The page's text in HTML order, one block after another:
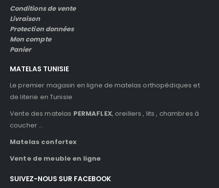
Conditions de vente
Livraison
Protection données
Mon compte
Panier
MATELAS TUNISIE
Le premier magasin en ligne de matelas orthopédiques et
de literie en Tunisie
Vente des matelas PERMAFLEX, oreillers , lits , chambres à
coucher …
Matelas confortex
Vente de meuble en ligne
SUIVEZ-NOUS SUR FACEBOOK